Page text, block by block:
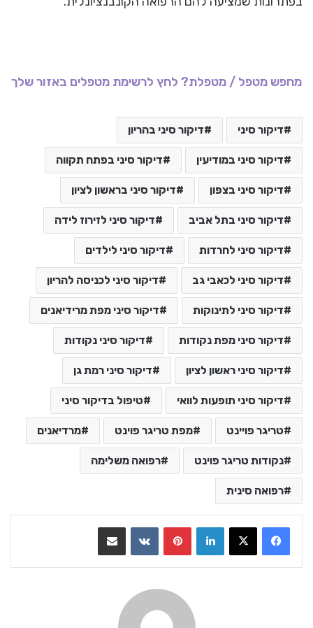
מחפש מטפל / מטפלת? לחץ לרשימת מטפלים באזור שלך
דיקור סיני דיקור סיני בהריון
דיקור סיני במודיעין דיקור סיני בפתח תקווה
דיקור סיני בצפון דיקור סיני בראשון לציון
דיקור סיני בתל אביב דיקור סיני לזירוז לידה
דיקור סיני לחרדות דיקור סיני לילדים
דיקור סיני לכאבי גב דיקור סיני לכניסה להריון
דיקור סיני לתינוקות דיקור סיני מפת מרידיאנים
דיקור סיני מפת נקודות דיקור סיני נקודות
דיקור סיני ראשון לציון דיקור סיני רמת גן
דיקור סיני תופעות לוואי טיפול בדיקור סיני
טריגר פויינט מפת טריגר פוינט מרדיאנים
נקודות טריגר פוינט רפואה משלימה
רפואה סינית
LinkedIn
VKontakte